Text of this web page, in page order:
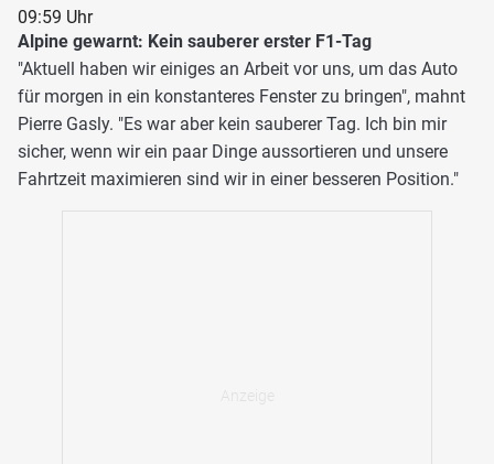
09:59 Uhr
Alpine gewarnt: Kein sauberer erster F1-Tag
"Aktuell haben wir einiges an Arbeit vor uns, um das Auto
für morgen in ein konstanteres Fenster zu bringen", mahnt
Pierre Gasly. "Es war aber kein sauberer Tag. Ich bin mir
sicher, wenn wir ein paar Dinge aussortieren und unsere
Fahrtzeit maximieren sind wir in einer besseren Position."